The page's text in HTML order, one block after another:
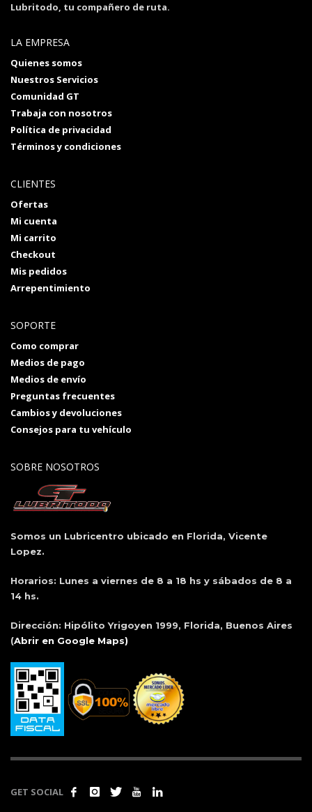
Lubritodo, tu compañero de ruta.
LA EMPRESA
Quienes somos
Nuestros Servicios
Comunidad GT
Trabaja con nosotros
Política de privacidad
Términos y condiciones
CLIENTES
Ofertas
Mi cuenta
Mi carrito
Checkout
Mis pedidos
Arrepentimiento
SOPORTE
Como comprar
Medios de pago
Medios de envío
Preguntas frecuentes
Cambios y devoluciones
Consejos para tu vehículo
SOBRE NOSOTROS
Somos un Lubricentro ubicado en Florida, Vicente
Lopez.
Horarios: Lunes a viernes de 8 a 18 hs y sábados de 8 a
14 hs.
Dirección: Hipólito Yrigoyen 1999, Florida, Buenos Aires
(Abrir en Google Maps)
GET SOCIAL